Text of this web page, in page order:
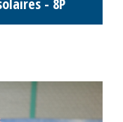
5P